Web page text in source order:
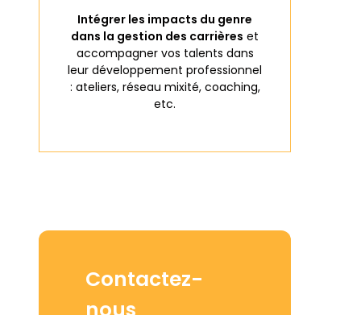
Intégrer les impacts du genre
dans la gestion des carrières et
accompagner vos talents dans
leur développement professionnel
: ateliers, réseau mixité, coaching,
etc.
Contactez-